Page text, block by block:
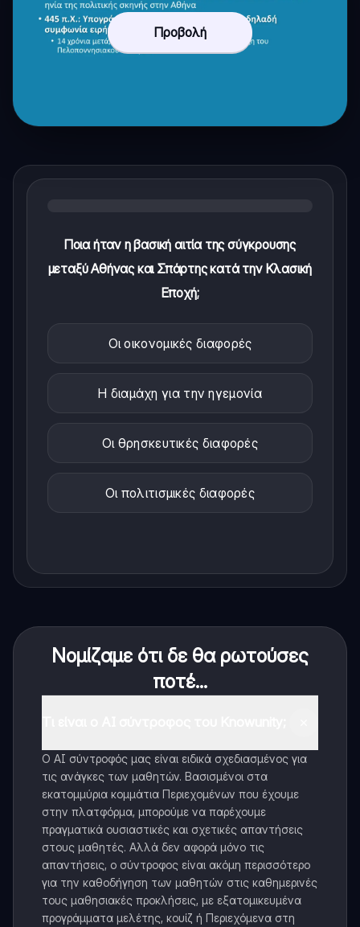
Προβολή
Ποια ήταν η βασική αιτία της σύγκρουσης
μεταξύ Αθήνας και Σπάρτης κατά την Κλασική
Εποχή;
Οι οικονομικές διαφορές
Η διαμάχη για την ηγεμονία
Οι θρησκευτικές διαφορές
Οι πολιτισμικές διαφορές
Νομίζαμε ότι δε θα ρωτούσες
ποτέ...
Ο AI σύντροφός μας είναι ειδικά σχεδιασμένος για
τις ανάγκες των μαθητών. Βασισμένοι στα
εκατομμύρια κομμάτια Περιεχομένων που έχουμε
στην πλατφόρμα, μπορούμε να παρέχουμε
πραγματικά ουσιαστικές και σχετικές απαντήσεις
στους μαθητές. Αλλά δεν αφορά μόνο τις
απαντήσεις, ο σύντροφος είναι ακόμη περισσότερο
για την καθοδήγηση των μαθητών στις καθημερινές
τους μαθησιακές προκλήσεις, με εξατομικευμένα
προγράμματα μελέτης, κουίζ ή Περιεχόμενα στη